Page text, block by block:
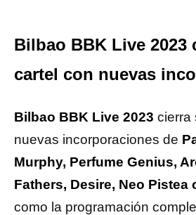
Bilbao BBK Live 2023
cartel con nuevas
Bilbao BBK Live 2023 cierra
nuevas incorporaciones de
Murphy, Perfume Genius,
Fathers, Desire, Neo Pistea
como la programación